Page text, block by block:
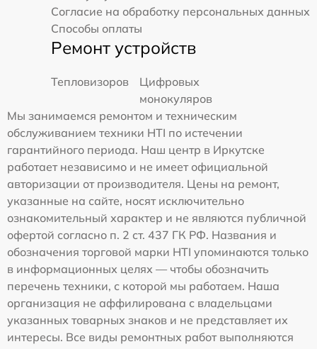
Согласие на обработку персональных данных
Способы оплаты
Ремонт устройств
Тепловизоров
Цифровых
монокуляров
Мы занимаемся ремонтом и техническим
обслуживанием техники HTI по истечении
гарантийного периода. Наш центр в Иркутске
работает независимо и не имеет официальной
авторизации от производителя. Цены на ремонт,
указанные на сайте, носят исключительно
ознакомительный характер и не являются публичной
офертой согласно п. 2 ст. 437 ГК РФ. Названия и
обозначения торговой марки HTI упоминаются только
в информационных целях — чтобы обозначить
перечень техники, с которой мы работаем. Наша
организация не аффилирована с владельцами
указанных товарных знаков и не представляет их
интересы. Все виды ремонтных работ выполняются